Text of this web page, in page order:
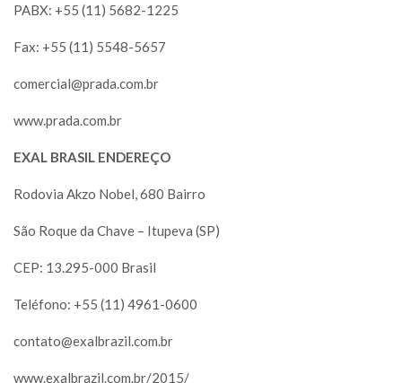
PABX: +55 (11) 5682-1225
Fax: +55 (11) 5548-5657
comercial@prada.com.br
www.prada.com.br
EXAL BRASIL ENDEREÇO
Rodovia Akzo Nobel, 680 Bairro
São Roque da Chave – Itupeva (SP)
CEP: 13.295-000 Brasil
Teléfono: +55 (11) 4961-0600
contato@exalbrazil.com.br
www.exalbrazil.com.br/2015/